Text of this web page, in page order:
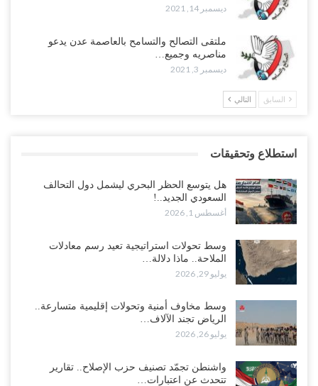
ديسمبر 14, 2021
ملتقى التصالح والتسامح بالعاصمة عدن يدعو
مناصريه وجميع…
ديسمبر 3, 2021
السابق التالي
استطلاع وتحقيقات
هل يتوسع الحظر البحري ليشمل دول التحالف
السعودي الجديد..!
أغسطس 1, 2026
وسط تحولات استراتيجية تعيد رسم معادلات
الملاحة.. ماذا دلالة…
يوليو 29, 2026
وسط مخاوف أمنية وتحولات إقليمية متسارعة..
الرياض تجند الآلاف…
يوليو 26, 2026
واشنطن تجمّد تصنيف حزب الإصلاح.. تقارير
تتحدث عن اعتبارات…